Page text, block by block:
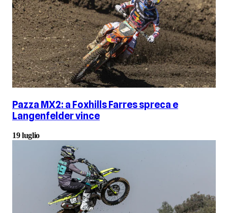
Pazza MX2: a Foxhills Farres spreca e
Langenfelder vince
19 luglio